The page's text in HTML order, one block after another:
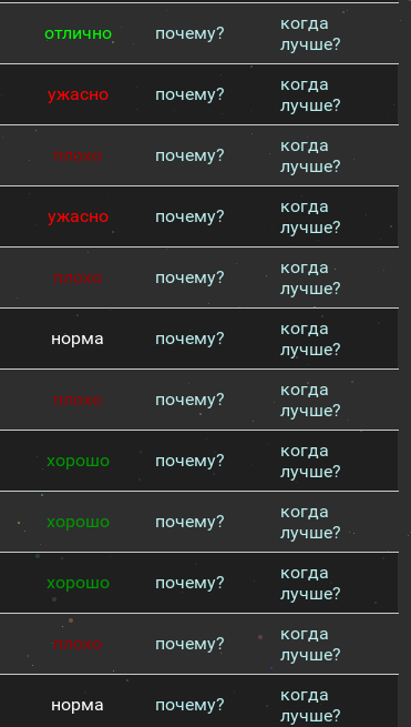
отлично почему?
когда
лучше?
ужасно почему?
когда
лучше?
плохо почему?
когда
лучше?
ужасно почему?
когда
лучше?
плохо почему?
когда
лучше?
норма почему?
когда
лучше?
плохо почему?
когда
лучше?
хорошо почему?
когда
лучше?
хорошо почему?
когда
лучше?
хорошо почему?
когда
лучше?
плохо почему?
когда
лучше?
норма почему?
когда
лучше?